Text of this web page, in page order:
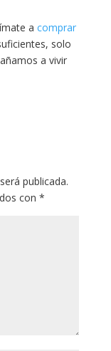
a comprar
solo
a vivir
publicada.
con *